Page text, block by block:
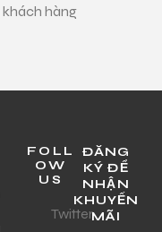
hàng
FOLL
OW
US
Twitter
ĐĂNG
KÝ ĐỂ
NHẬN
KHUYẾN
MÃI